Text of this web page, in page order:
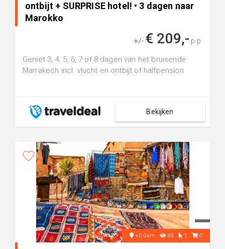
ontbijt + SURPRISE hotel! • 3 dagen naar
Marokko
+/- € 209,- p.p.
Geniet 3, 4, 5, 6, 7 of 8 dagen van het bruisende
Marrakech incl. vlucht en ontbijt of halfpension
Bekijken
+0.0km 89 1 0